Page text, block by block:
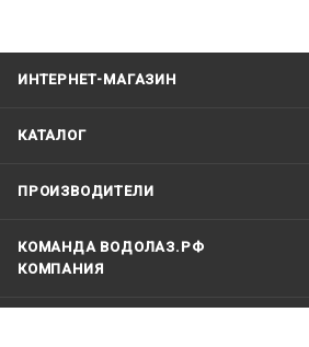
ИНТЕРНЕТ-МАГАЗИН
КАТАЛОГ
ПРОИЗВОДИТЕЛИ
КОМАНДА ВОДОЛАЗ.РФ
КОМПАНИЯ